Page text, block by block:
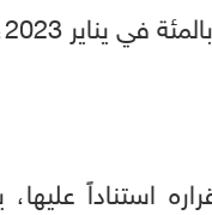
استناداً